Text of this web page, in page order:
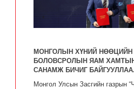
МОНГОЛЫН ХҮНИЙ НӨӨЦИЙН
БОЛОВСРОЛЫН ЯАМ
САНАМЖ БИЧИГ БАЙГУУЛЛАА.
Монгол Улсын Засгийн газрын